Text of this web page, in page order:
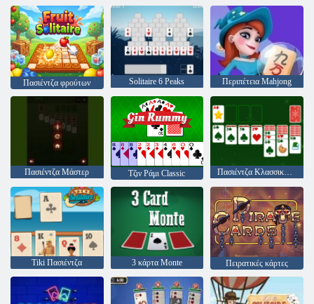
Πασιέντζα φρούτων Solitaire 6 Peaks Περιπέτεια Mahjong
Πασιέντζα Μάστερ Τζιν Ράμι Classic Πασιέντζα Κλασσικά Χριστούγεννα
Tiki Πασιέντζα 3 κάρτα Monte Πειρατικές κάρτες